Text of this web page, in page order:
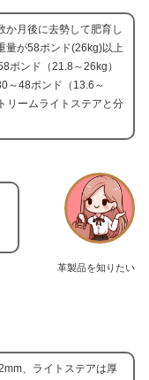
か月後に去勢して肥育し
量が58ポンド(26kg)以上
ポンド（21.8～26kg）
～48ポンド（13.6～
リームライトステアと分
革製品を知りたい
、ライトステアは厚